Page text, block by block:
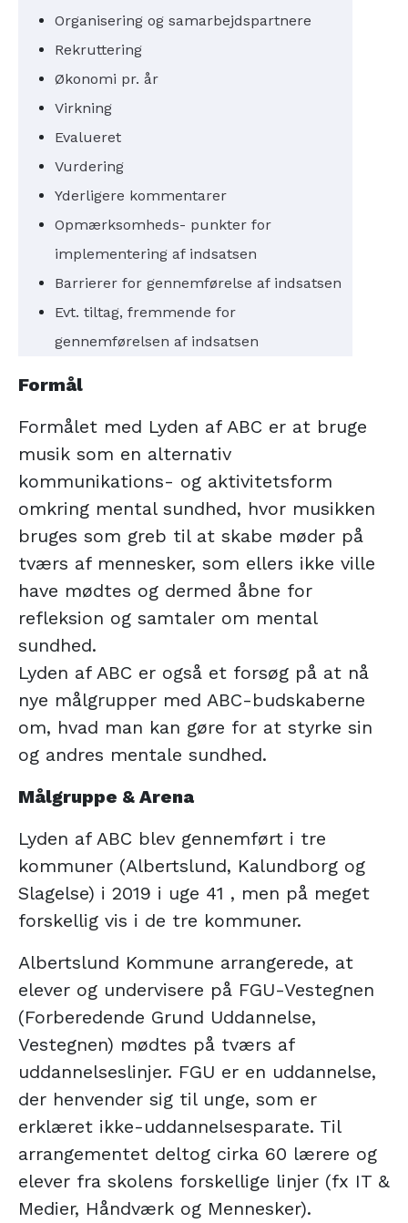
Organisering og samarbejdspartnere
Rekruttering
Økonomi pr. år
Virkning
Evalueret
Vurdering
Yderligere kommentarer
Opmærksomheds- punkter for
implementering af indsatsen
Barrierer for gennemførelse af indsatsen
Evt. tiltag, fremmende for
gennemførelsen af indsatsen
Formål
Formålet med Lyden af ABC er at bruge
musik som en alternativ
kommunikations- og aktivitetsform
omkring mental sundhed, hvor musikken
bruges som greb til at skabe møder på
tværs af mennesker, som ellers ikke ville
have mødtes og dermed åbne for
refleksion og samtaler om mental
sundhed.
Lyden af ABC er også et forsøg på at nå
nye målgrupper med ABC-budskaberne
om, hvad man kan gøre for at styrke sin
og andres mentale sundhed.
Målgruppe & Arena
Lyden af ABC blev gennemført i tre
kommuner (Albertslund, Kalundborg og
Slagelse) i 2019 i uge 41 , men på meget
forskellig vis i de tre kommuner.
Albertslund Kommune arrangerede, at
elever og undervisere på FGU-Vestegnen
(Forberedende Grund Uddannelse,
Vestegnen) mødtes på tværs af
uddannelseslinjer. FGU er en uddannelse,
der henvender sig til unge, som er
erklæret ikke-uddannelsesparate. Til
arrangementet deltog cirka 60 lærere og
elever fra skolens forskellige linjer (fx IT &
Medier, Håndværk og Mennesker).